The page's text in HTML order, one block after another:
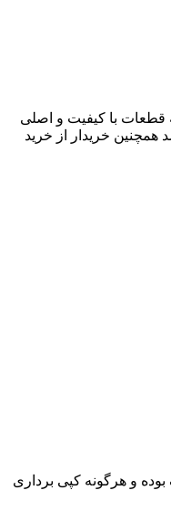
قطعات با کیفیت و اصلی
خریدار از خرید
و هرگونه کپی برداری